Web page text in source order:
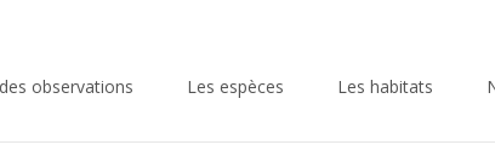
observations Les espèces Les habitats